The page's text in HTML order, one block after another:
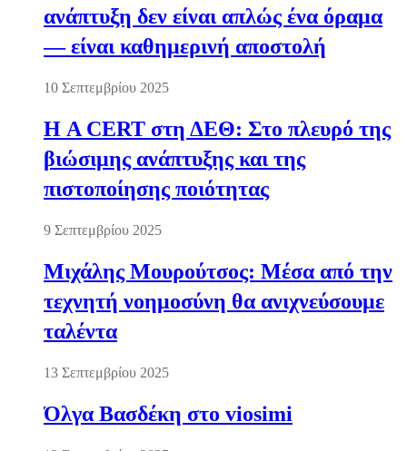
ανάπτυξη δεν είναι απλώς ένα όραμα
— είναι καθημερινή αποστολή
10 Σεπτεμβρίου 2025
Η A CERT στη ΔΕΘ: Στο πλευρό της
βιώσιμης ανάπτυξης και της
πιστοποίησης ποιότητας
9 Σεπτεμβρίου 2025
Μιχάλης Μουρούτσος: Μέσα από την
τεχνητή νοημοσύνη θα ανιχνεύσουμε
ταλέντα
13 Σεπτεμβρίου 2025
Όλγα Βασδέκη στο viosimi